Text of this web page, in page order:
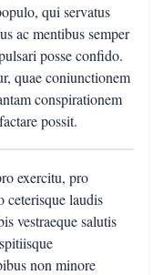
qui servatus
ac mentibus semper
posse confido.
quae coniunctionem
conspirationem
possit.
exercitu, pro
ceterisque laudis
vestraeque salutis
non minore